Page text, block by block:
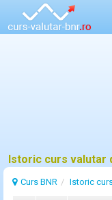
Istoric curs valutar
Curs BNR Istoric